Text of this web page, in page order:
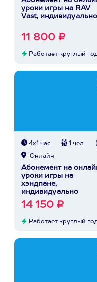
уроки игры на RAV
Vast, индивидуально
11 800 ₽
Работает круглый
4х1 час 1 чел
Онлайн
Абонемент на
уроки игры на
хэндпане,
индивидуально
14 150 ₽
Работает круглый